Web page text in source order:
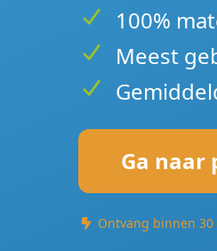
100%
Meest
Ga naar
Ontvang binnen